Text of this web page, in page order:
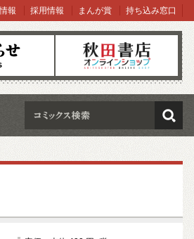
オンラインショップ
報 採用情報 まんが賞 持ち込み窓口
検索